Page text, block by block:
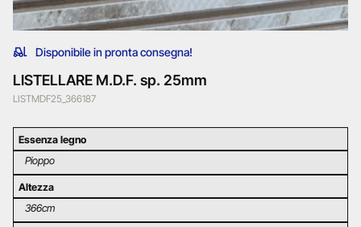
Disponibile in pronta consegna!
LISTELLARE M.D.F. sp. 25mm
LISTMDF25_366187
Essenza legno
Pioppo
Altezza
366cm